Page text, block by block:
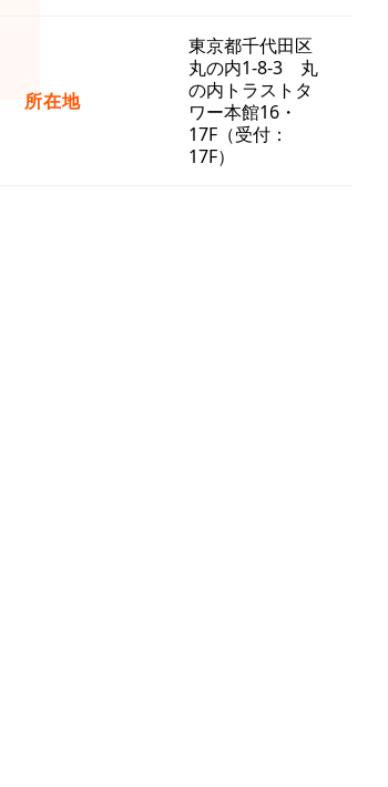
所在地
東京都千代田区
丸の内1-8-3 丸
の内トラストタ
ワー本館16・
17F（受付：
17F）